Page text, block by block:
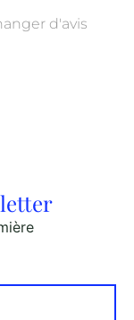
d'avis